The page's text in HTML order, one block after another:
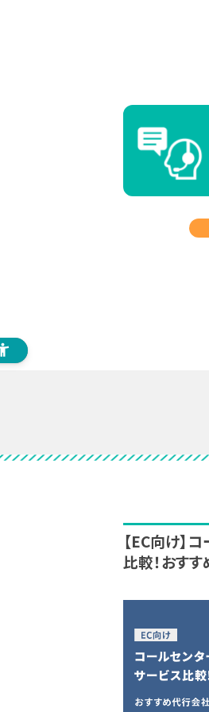
【EC向け】
比較！おす